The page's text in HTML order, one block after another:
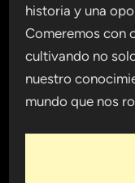
historia y una
Comeremos con
cultivando no
nuestro
mundo que nos